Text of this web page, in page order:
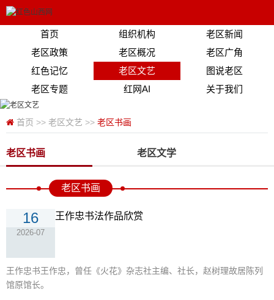
首页 组织机构
老区新闻
老区政策
老区概况
老区广角
红色记忆
老区文艺
图说老区
老区专题
红网AI 关于我们
首页 >> 老区文艺 >> 老区书画
老区书画 老区文学
老区书画
16
2026-07
王作忠书法作品欣赏
王作忠书王作忠，曾任《火花》杂志社主编、社长，赵树理故居陈列
馆原馆长。